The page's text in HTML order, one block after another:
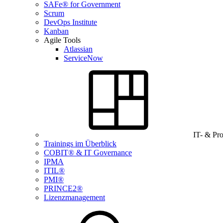
SAFe® for Government
Scrum
DevOps Institute
Kanban
Agile Tools
Atlassian
ServiceNow
IT- &
Trainings im Überblick
COBIT® & IT Governance
IPMA
ITIL®
PMI®
PRINCE2®
Lizenzmanagement